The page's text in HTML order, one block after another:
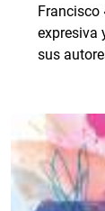
Francisco
expresiva
sus